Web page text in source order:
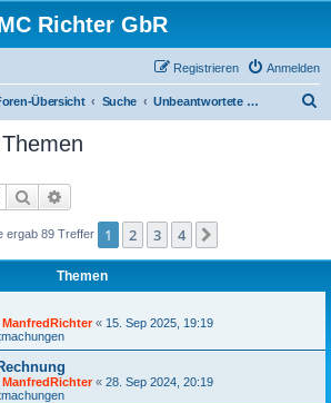
Richter GbR
Anmelden
Registrieren
Übersicht Suche Unbeantwortete Themen
Suche
ergab 89 Treffer 1 2 3 4
Themen
ManfredRichter« 15. Sep 2025, 19:19
ManfredRichter« 28. Sep 2024, 20:19